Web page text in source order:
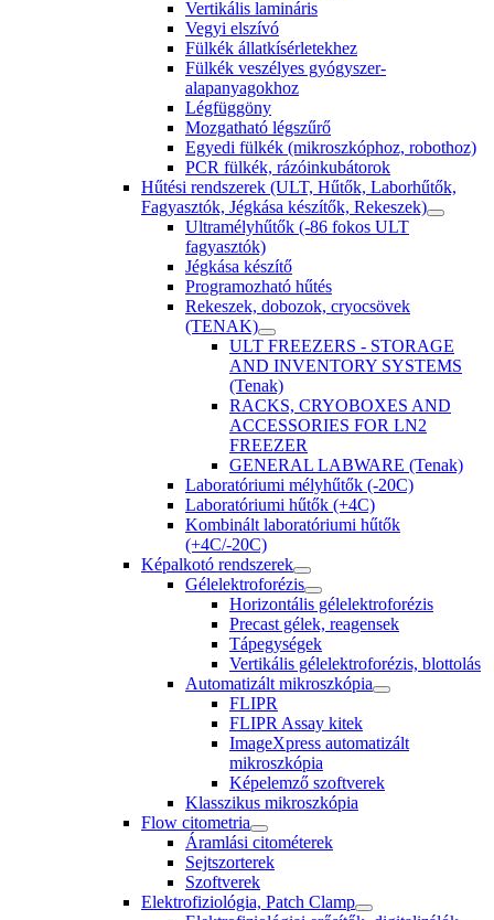
Vertikális lamináris
Vegyi elszívó
Fülkék állatkísérletekhez
Fülkék veszélyes gyógyszer-
alapanyagokhoz
Légfüggöny
Mozgatható légszűrő
Egyedi fülkék (mikroszkóphoz, robothoz)
PCR fülkék, rázóinkubátorok
Hűtési rendszerek (ULT, Hűtők, Laborhűtők,
Fagyasztók, Jégkása készítők, Rekeszek)
Ultramélyhűtők (-86 fokos ULT
fagyasztók)
Jégkása készítő
Programozható hűtés
Rekeszek, dobozok, cryocsövek
(TENAK)
ULT FREEZERS - STORAGE
AND INVENTORY SYSTEMS
(Tenak)
RACKS, CRYOBOXES AND
ACCESSORIES FOR LN2
FREEZER
GENERAL LABWARE (Tenak)
Laboratóriumi mélyhűtők (-20C)
Laboratóriumi hűtők (+4C)
Kombinált laboratóriumi hűtők
(+4C/-20C)
Képalkotó rendszerek
Gélelektroforézis
Horizontális gélelektroforézis
Precast gélek, reagensek
Tápegységek
Vertikális gélelektroforézis, blottolás
Automatizált mikroszkópia
FLIPR
FLIPR Assay kitek
ImageXpress automatizált
mikroszkópia
Képelemző szoftverek
Klasszikus mikroszkópia
Flow citometria
Áramlási citométerek
Sejtszorterek
Szoftverek
Elektrofiziológia, Patch Clamp